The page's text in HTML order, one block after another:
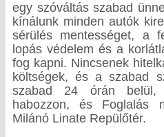
egy szóváltás szabad
kínálunk minden autók
sérülés mentességet, a
lopás védelem és a
fog kapni. Nincsenek
költségek, és a szabad
szabad 24 órán belül,
habozzon, és Foglalás
Milánó Linate Repülőtér.